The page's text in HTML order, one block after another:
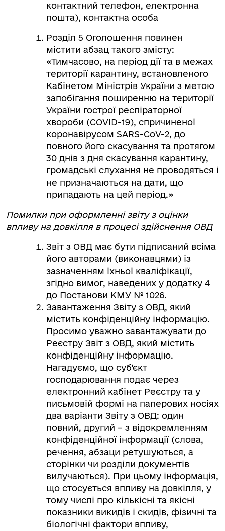
контактний телефон, електронна
пошта), контактна особа
Розділ 5 Оголошення повинен
містити абзац такого змісту:
«Тимчасово, на період дії та в межах
території карантину, встановленого
Кабінетом Міністрів України з метою
запобігання поширенню на території
України гострої респіраторної
хвороби (СОVID-19), спричиненої
коронавірусом SARS-CoV-2, до
повного його скасування та протягом
30 днів з дня скасування карантину,
громадські слухання не проводяться і
не призначаються на дати, що
припадають на цей період.»
Помилки при оформленні звіту з оцінки
впливу на довкілля в процесі здійснення ОВД
Звіт з ОВД має бути підписаний всіма
його авторами (виконавцями) із
зазначенням їхньої кваліфікації,
згідно вимог, наведених у додатку 4
до Постанови КМУ № 1026.
Завантаження Звіту з ОВД, який
містить конфіденційну інформацію.
Просимо уважно завантажувати до
Реєстру Звіт з ОВД, який містить
конфіденційну інформацію.
Нагадуємо, що суб’єкт
господарювання подає через
електронний кабінет Реєстру та у
письмовій формі на паперових носіях
два варіанти Звіту з ОВД: один
повний, другий – з відокремленням
конфіденційної інформації (слова,
речення, абзаци ретушуються, а
сторінки чи розділи документів
вилучаються). При цьому інформація,
що стосується впливу на довкілля, у
тому числі про кількісні та якісні
показники викидів і скидів, фізичні та
біологічні фактори впливу,